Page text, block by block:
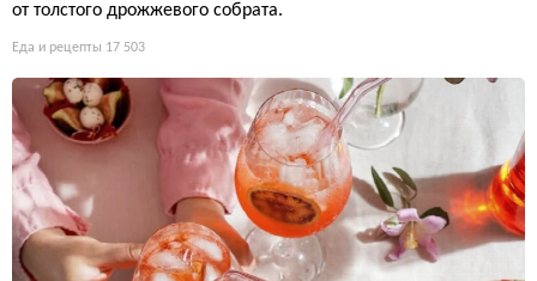
от толстого дрожжевого собрата.
Еда и рецепты 17 503